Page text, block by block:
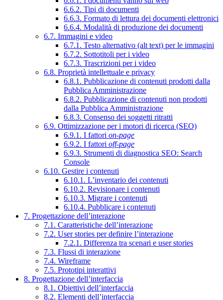
6.6.2. Tipi di documenti
6.6.3. Formato di lettura dei documenti elettronici
6.6.4. Modalità di produzione dei documenti
6.7. Immagini e video
6.7.1. Testo alternativo (alt text) per le immagini
6.7.2. Sottotitoli per i video
6.7.3. Trascrizioni per i video
6.8. Proprietà intellettuale e privacy
6.8.1. Pubblicazione di contenuti prodotti dalla
Pubblica Amministrazione
6.8.2. Pubblicazione di contenuti non prodotti
dalla Pubblica Amministrazione
6.8.3. Consenso dei soggetti ritratti
6.9. Ottimizzazione per i motori di ricerca (SEO)
6.9.1. I fattori on-page
6.9.2. I fattori off-page
6.9.3. Strumenti di diagnostica SEO: Search
Console
6.10. Gestire i contenuti
6.10.1. L’inventario dei contenuti
6.10.2. Revisionare i contenuti
6.10.3. Migrare i contenuti
6.10.4. Pubblicare i contenuti
7. Progettazione dell’interazione
7.1. Caratteristiche dell’interazione
7.2. User stories per definire l’interazione
7.2.1. Differenza tra scenari e user stories
7.3. Flussi di interazione
7.4. Wireframe
7.5. Prototipi interattivi
8. Progettazione dell’interfaccia
8.1. Obiettivi dell’interfaccia
8.2. Elementi dell’interfaccia